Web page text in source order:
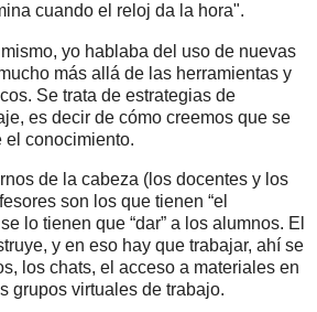
cuando el reloj da la hora".
yo hablaba del uso de nuevas
más allá de las herramientas y
Se trata de estrategias de
es decir de cómo creemos que se
el conocimiento.
de la cabeza (los docentes y los
son los que tienen “el
lo tienen que “dar” a los alumnos. El
y en eso hay que trabajar, ahí se
los chats, el acceso a materiales en
grupos virtuales de trabajo.